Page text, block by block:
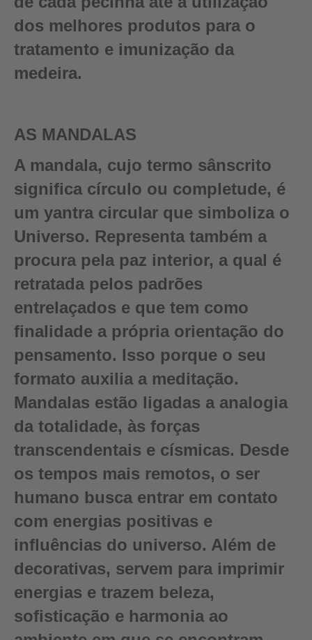
dos melhores produtos para o
tratamento e imunização da
medeira.
AS MANDALAS
A mandala, cujo termo sânscrito
significa círculo ou completude, é
um yantra circular que simboliza o
Universo. Representa também a
procura pela paz interior, a qual é
retratada pelos padrões
entrelaçados e que tem como
finalidade a própria orientação do
pensamento. Isso porque o seu
formato auxilia a meditação.
Mandalas estão ligadas a analogia
da totalidade, às forças
transcendentais e císmicas. Desde
os tempos mais remotos, o ser
humano busca entrar em contato
com energias positivas e
influências do universo. Além de
decorativas, servem para imprimir
energias e trazem beleza,
sofisticação e harmonia ao